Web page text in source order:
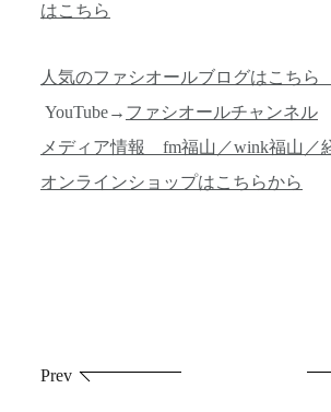
はこちら
人気のファシオールブログはこちら
YouTube→ ファシオールチャンネル
メディア情報 fm福山／wink福山／
オンラインショップはこちらから
Prev